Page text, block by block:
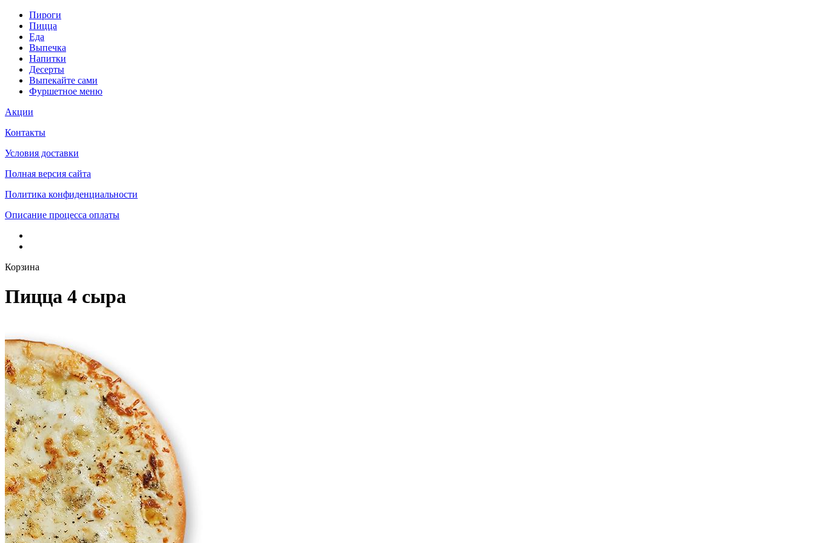
Пироги
Пицца
Еда
Выпечка
Напитки
Десерты
Выпекайте сами
Фуршетное меню
Акции
Контакты
Условия доставки
Полная версия сайта
Политика конфиденциальности
Описание процесса оплаты
Корзина
Пицца 4 сыра